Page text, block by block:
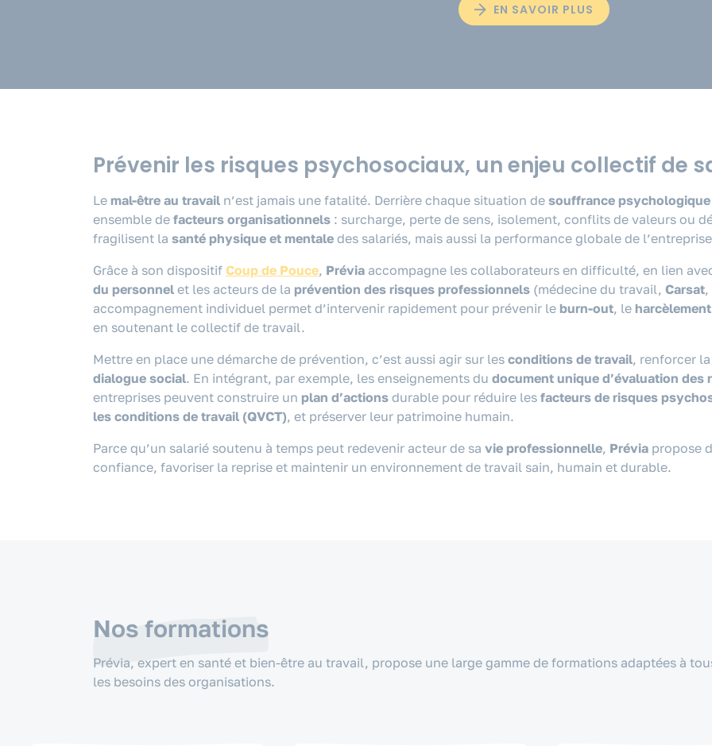
EN SAVOIR PLUS
Prévenir les risques psychosociaux, un enjeu collectif de
Le mal-être au travail n’est jamais une fatalité. Derrière chaque situation de souffrance psychologique
ensemble de facteurs organisationnels : surcharge, perte de sens, isolement, conflits de valeurs ou
fragilisent la santé physique et mentale des salariés, mais aussi la performance globale de
Grâce à son dispositif Coup de Pouce, Prévia accompagne les collaborateurs en difficulté, en lien
du personnel et les acteurs de la prévention des risques professionnels (médecine du travail, Carsat,
accompagnement individuel permet d’intervenir rapidement pour prévenir le burn-out, le
en soutenant le collectif de travail.
Mettre en place une démarche de prévention, c’est aussi agir sur les conditions de travail, renforcer
dialogue social. En intégrant, par exemple, les enseignements du document unique d’évaluation des
entreprises peuvent construire un plan d’actions durable pour réduire les facteurs de risques
les conditions de travail (QVCT), et préserver leur patrimoine humain.
Parce qu’un salarié soutenu à temps peut redevenir acteur de sa vie professionnelle, Prévia propose
confiance, favoriser la reprise et maintenir un environnement de travail sain, humain et durable.
Nos formations
Prévia, expert en santé et bien-être au travail, propose une large gamme de formations adaptées à
les besoins des organisations.